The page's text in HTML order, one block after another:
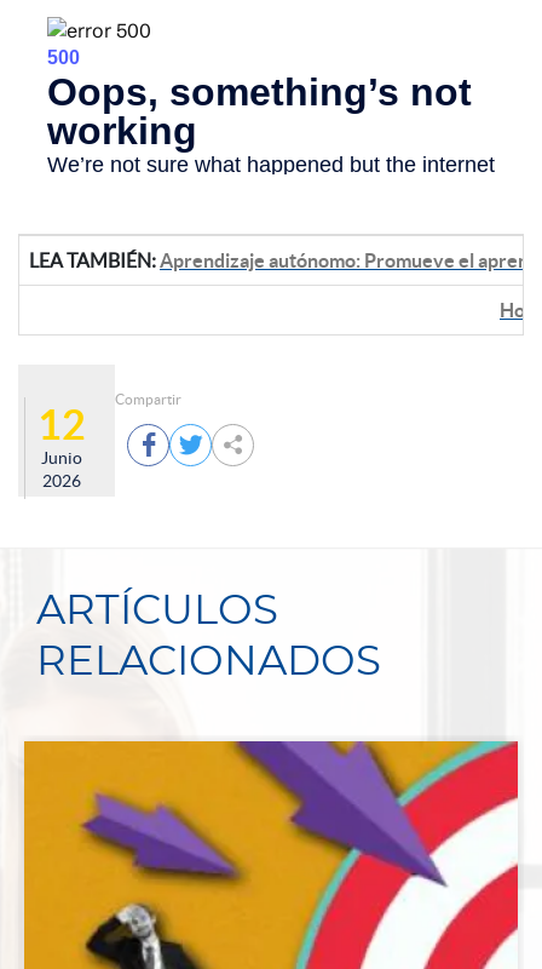
LEA TAMBIÉN:Aprendizaje autónomo: Promueve el
12
Junio
2026
Compartir
  
ARTÍCULOS
RELACIONADOS